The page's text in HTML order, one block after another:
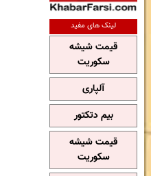
لینک های مفید
قیمت شیشه
سکوریت
آلپاری
بیم دتکتور
قیمت شیشه
سکوریت